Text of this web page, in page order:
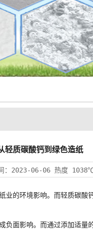
轻质碳酸钙到绿色造纸
2023-06-06 热度
业的环境影响。而轻质碳酸
面影响。而通过添加适量